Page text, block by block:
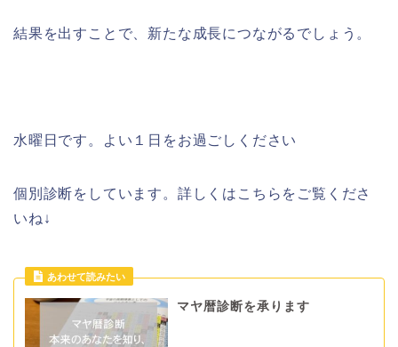
結果を出すことで、新たな成長につながるでしょう。
水曜日です。よい１日をお過ごしください
個別診断をしています。詳しくはこちらをご覧くださ
いね↓
マヤ暦診断を承ります